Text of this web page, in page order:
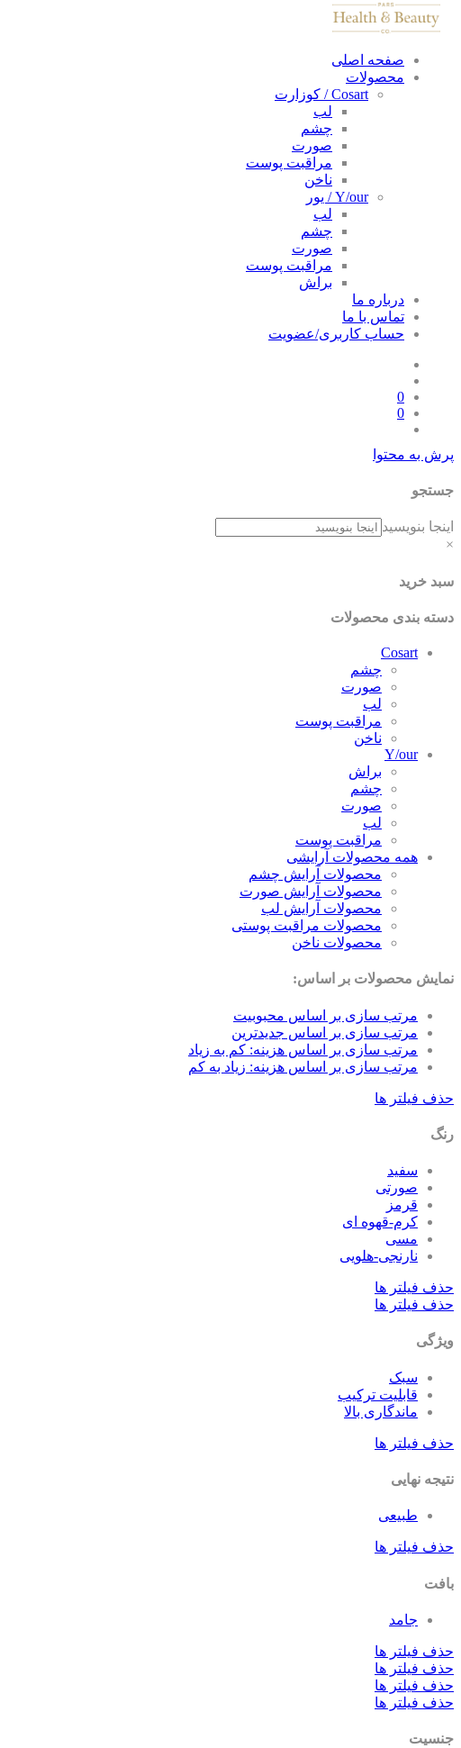
صفحه اصلی
محصولات
Cosart / کوزارت
لب
چشم
صورت
مراقبت پوست
ناخن
Y/our / یور
لب
چشم
صورت
مراقبت پوست
براش
درباره ما
تماس با ما
حساب کاربری/عضویت
0
0
پرش به محتوا
جستجو
اینجا بنویسید
×
سبد خرید
دسته بندی محصولات
Cosart
چشم
صورت
لب
مراقبت پوست
ناخن
Y/our
براش
چشم
صورت
لب
مراقبت پوست
همه محصولات آرایشی
محصولات آرایش چشم
محصولات آرایش صورت
محصولات آرایش لب
محصولات مراقبت پوستی
محصولات ناخن
نمایش محصولات بر اساس:
مرتب سازی بر اساس محبوبیت
مرتب سازی بر اساس جدیدترین
مرتب سازی بر اساس هزینه: کم به زیاد
مرتب سازی بر اساس هزینه: زیاد به کم
حذف فیلتر ها
رنگ
سفید
صورتی
قرمز
کرم-قهوه ای
مسی
نارنجی-هلویی
حذف فیلتر ها
حذف فیلتر ها
ویژگی
سبک
قابلیت ترکیب
ماندگاری بالا
حذف فیلتر ها
نتیجه نهایی
طبیعی
حذف فیلتر ها
بافت
جامد
حذف فیلتر ها
حذف فیلتر ها
حذف فیلتر ها
حذف فیلتر ها
جنسیت